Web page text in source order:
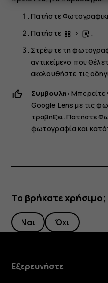
Πατήστε
Πατήστε
>
.
Στρέψτε τη
αντικείμενο που
ακολουθήστε τις
Συμβουλή: Μπορείτε
Google Lens με τις
τραβήξει. Πατήστε
φωτογραφία και
Το βρήκατε χρήσιμο;
Ναι Όχι
Εξερευνήστε